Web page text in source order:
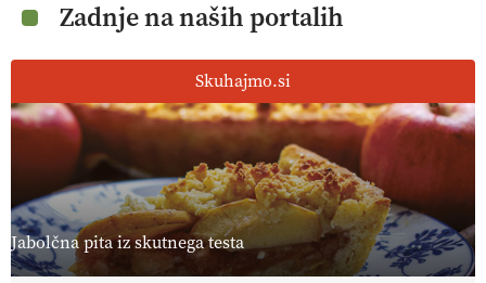
Zadnje na naših portalih
Skuhajmo.si
Jabolčna pita iz skutnega testa